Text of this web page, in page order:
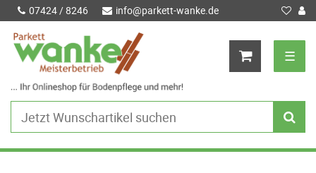
07424 / 8246 info@parkett-wanke.de
☰